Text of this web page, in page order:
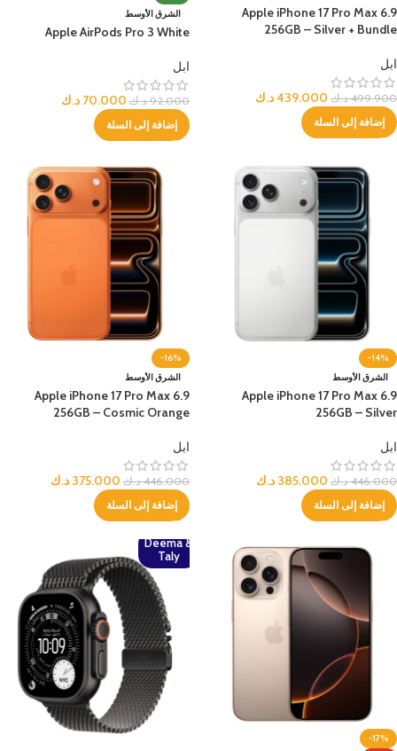
Apple iPhone 17 Pro Max 6.9
256GB – Silver + Bundle
ابل
499.900 د.ك 439.000د.ك
إضافة إلى السلة
الشرق الأوسط
Apple AirPods Pro 3 White
ابل
92.000 د.ك 70.000 د.ك
إضافة إلى السلة
-14%
الشرق الأوسط
Apple iPhone 17 Pro Max 6.9
256GB – Silver
ابل
446.000 د.ك 385.000 د.ك
إضافة إلى السلة
-16%
الشرق الأوسط
Apple iPhone 17 Pro Max 6.9
256GB – Cosmic Orange
ابل
446.000 د.ك 375.000 د.ك
إضافة إلى السلة
-17%
Deema &
Taly